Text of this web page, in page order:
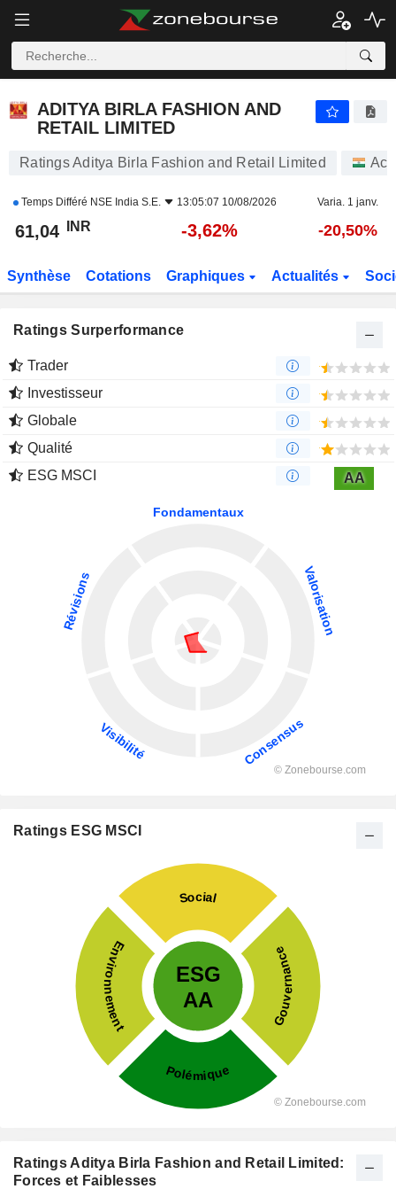
ADITYA BIRLA FASHION AND
RETAIL LIMITED
Ratings Aditya Birla Fashion and Retail Limited
Temps Différé NSE India S.E. 13:05:07 10/08/2026 Varia. 1 janv.
61,04 INR -3,62% -20,50%
Synthèse Cotations Graphiques Actualités
Ratings Surperformance
Trader
Investisseur
Globale
Qualité
ESG MSCI
AA
Ratings ESG MSCI
Ratings Aditya Birla Fashion and Retail Limited:
Forces et Faiblesses